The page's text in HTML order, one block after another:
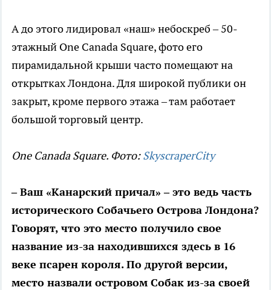
А до этого лидировал «наш» небоскреб – 50-
этажный One Canada Square, фото его
пирамидальной крыши часто помещают на
открытках Лондона. Для широкой публики он
закрыт, кроме первого этажа – там работает
большой торговый центр.
One Canada Square. Фото:SkyscraperCity
– Ваш «Канарский причал» – это ведь часть
исторического Собачьего Острова Лондона?
Говорят, что это место получило свое
название из-за находившихся здесь в 16
веке псарен короля. По другой версии,
место назвали островом Собак из-за своей